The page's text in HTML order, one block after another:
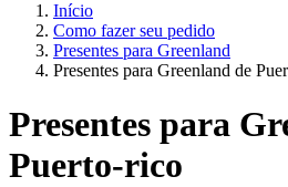
Início
Como fazer seu pedido
Presentes para Greenland
Presentes para Greenland de
Presentes para
Puerto-rico